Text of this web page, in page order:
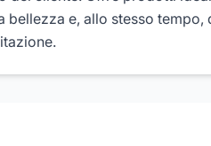
bellezza e, allo stesso